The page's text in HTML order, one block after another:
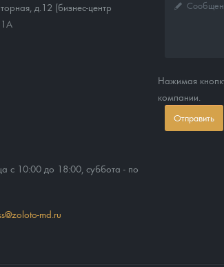
д.12 (бизнес-центр
с 10:00 до 18:00, суббота - по
md.ru
Нажимая
компании.
Отправить